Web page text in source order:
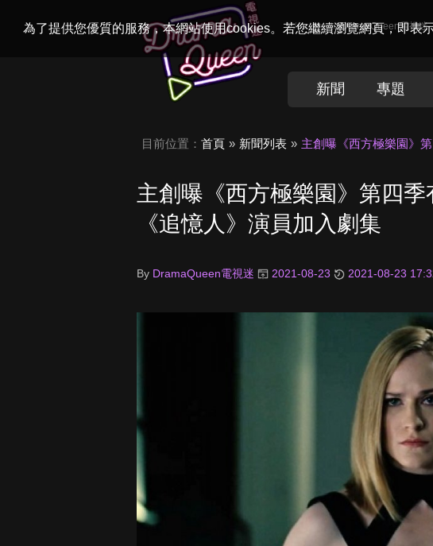
為了提供您優質的服務，本網站使用cookies。若您繼續瀏覽網頁，即表
Welcome toDramaQueen電視迷
新聞 專題
目前位置： 首頁 新聞列表 主創曝《西方極樂園》
主創曝《西方極樂園》第四
《追憶人》演員加入劇集
By DramaQueen電視迷 2021-08-23 2021-08-23